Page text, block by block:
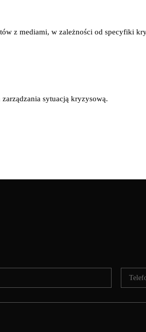
z mediami, w zależności od specyfiki
sytuacją kryzysową.